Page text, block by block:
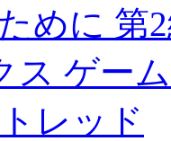
めに 第
ス ゲー
レッド